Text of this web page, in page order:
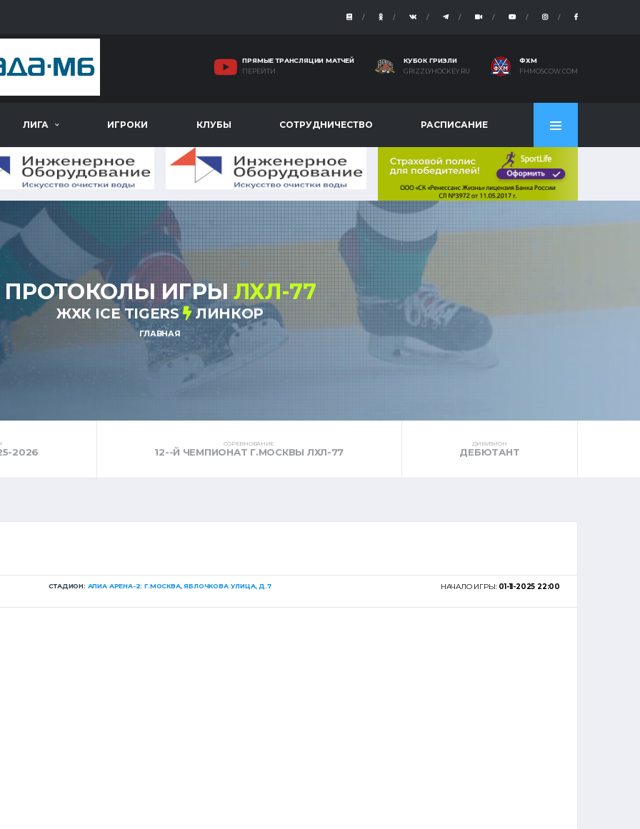
ПРЯМЫЕ ТРАНСЛЯЦИИ МАТЧЕЙ
ПЕРЕЙТИ
КУБОК ГРИЗЛИ
GRIZZLYHOCKEY.RU
ФХМ
FHMOSCOW.COM
ЛИГА ИГРОКИ КЛУБЫ СОТРУДНИЧЕСТВО РАСПИСАНИЕ
ПРОТОКОЛЫ ИГРЫЛХЛ-77
ЖХК ICE TIGERS ЛИНКОР
ГЛАВНАЯ
2026
СОРЕВНОВАНИЕ
12--Й ЧЕМПИОНАТ Г.МОСКВЫ ЛХЛ-77
ДИВИЗИОН
ДЕБЮТАНТ
СТАДИОН: АПИА АРЕНА-2: Г.МОСКВА, ЯБЛОЧКОВА УЛИЦА, Д.7 НАЧАЛО ИГРЫ: 01-11-2025 22:00